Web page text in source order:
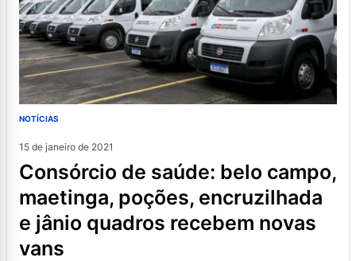
NOTÍCIAS
15 de janeiro de 2021
consórcio de saúde: belo campo,
maetinga, poções, encruzilhada
e jânio quadros recebem novas
vans